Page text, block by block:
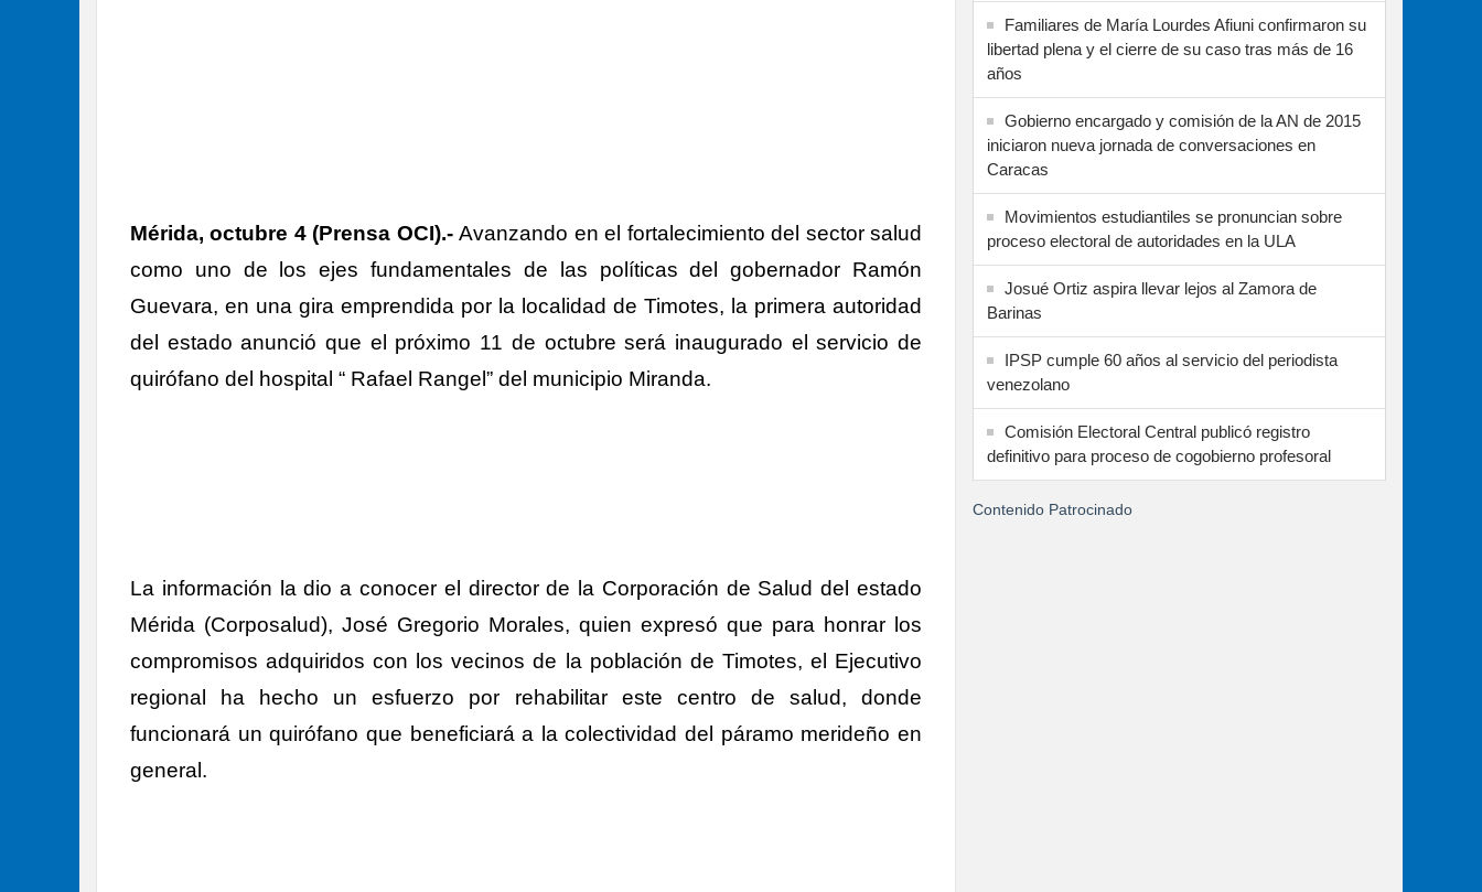
Mérida, octubre 4 (Prensa OCI).-Avanzando en el fortalecimiento del sector salud
como uno de los ejes fundamentales de las políticas del gobernador Ramón
Guevara, en una gira emprendida por la localidad de Timotes, la primera autoridad
del estado anunció que el próximo 11 de octubre será inaugurado el servicio de
quirófano del hospital “ Rafael Rangel” del municipio Miranda.
La información la dio a conocer el director de la Corporación de Salud del estado
Mérida (Corposalud), José Gregorio Morales, quien expresó que para honrar los
compromisos adquiridos con los vecinos de la población de Timotes, el Ejecutivo
regional ha hecho un esfuerzo por rehabilitar este centro de salud, donde
funcionará un quirófano que beneficiará a la colectividad del páramo merideño en
general.
Familiares de María Lourdes Afiuni confirmaron su
libertad plena y el cierre de su caso tras más de 16
años
Gobierno encargado y comisión de la AN de 2015
iniciaron nueva jornada de conversaciones en
Caracas
Movimientos estudiantiles se pronuncian sobre
proceso electoral de autoridades en la ULA
Josué Ortiz aspira llevar lejos al Zamora de
Barinas
IPSP cumple 60 años al servicio del periodista
venezolano
Comisión Electoral Central publicó registro
definitivo para proceso de cogobierno profesoral
Contenido Patrocinado